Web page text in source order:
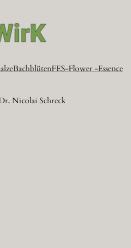
BachblütenFES-Flower -Essence
Nicolai Schreck